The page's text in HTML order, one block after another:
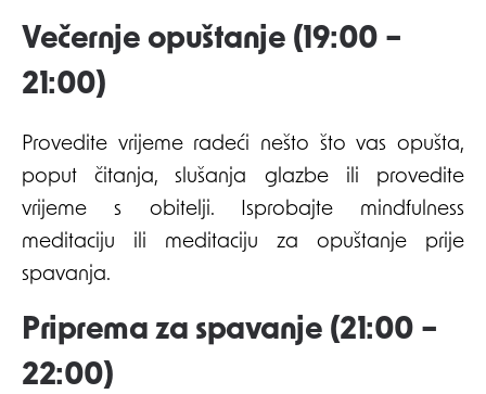
Večernje opuštanje (19:00 –
21:00)
Provedite vrijeme radeći nešto što vas opušta,
poput čitanja, slušanja glazbe ili provedite
vrijeme s obitelji. Isprobajte mindfulness
meditaciju ili meditaciju za opuštanje prije
spavanja.
Priprema za spavanje (21:00 –
22:00)